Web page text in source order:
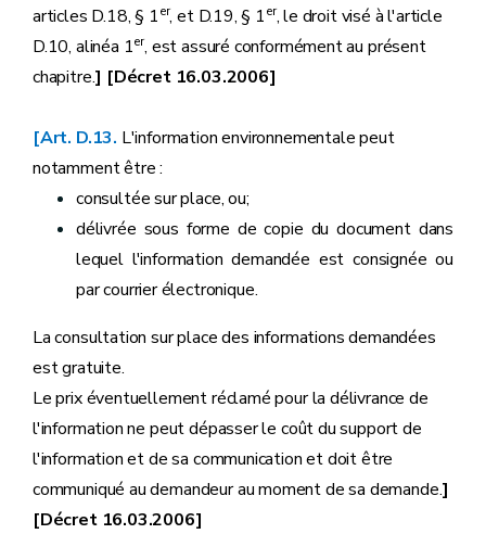
articles D.18, § 1er, et D.19, § 1er, le droit visé à l'article
D.10, alinéa 1er, est assuré conformément au présent
chapitre.] [Décret 16.03.2006]
[Art. D.13. L'information environnementale peut
notamment être :
consultée sur place, ou;
délivrée sous forme de copie du document dans
lequel l'information demandée est consignée ou
par courrier électronique.
La consultation sur place des informations demandées
est gratuite.
Le prix éventuellement réclamé pour la délivrance de
l'information ne peut dépasser le coût du support de
l'information et de sa communication et doit être
communiqué au demandeur au moment de sa demande.]
[Décret 16.03.2006]